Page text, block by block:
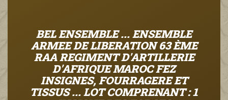
BEL ENSEMBLE ... ENSEMBLE
ARMEE DE LIBERATION 63 ÈME
RAA REGIMENT D'ARTILLERIE
D'AFRIQUE MAROC FEZ
INSIGNES, FOURRAGERE ET
TISSUS ... LOT COMPRENANT : 1